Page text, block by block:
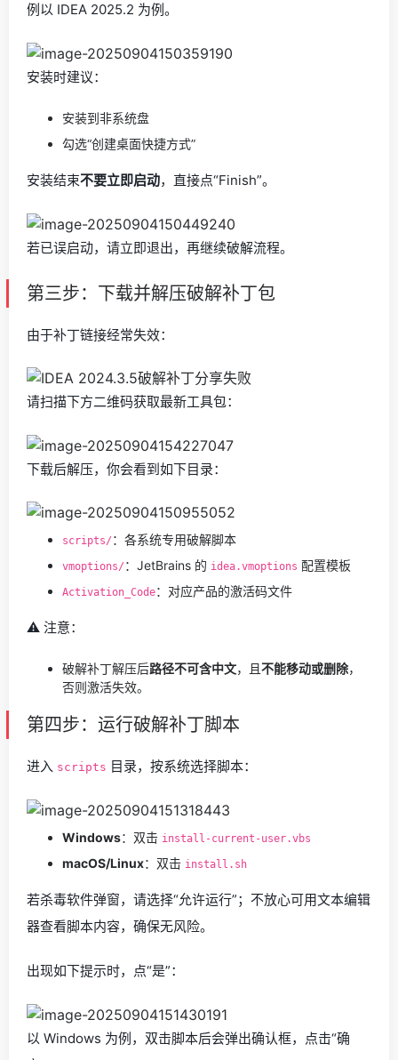
例以 IDEA 2025.2 为例。
安装时建议：
安装到非系统盘
勾选“创建桌面快捷方式”
安装结束不要立即启动，直接点“Finish”。
若已误启动，请立即退出，再继续破解流程。
第三步：下载并解压破解补丁包
由于补丁链接经常失效：
请扫描下方二维码获取最新工具包：
下载后解压，你会看到如下目录：
scripts/ ：各系统专用破解脚本
vmoptions/ ：JetBrains 的 idea.vmoptions 配置模板
Activation_Code：对应产品的激活码文件
⚠️ 注意：
破解补丁解压后路径不可含中文，且不能移动或删除，
否则激活失效。
第四步：运行破解补丁脚本
进入 scripts 目录，按系统选择脚本：
Windows：双击 install-current-user.vbs
macOS/Linux：双击 install.sh
若杀毒软件弹窗，请选择“允许运行”；不放心可用文本编辑
器查看脚本内容，确保无风险。
出现如下提示时，点“是”：
以 Windows 为例，双击脚本后会弹出确认框，点击“确